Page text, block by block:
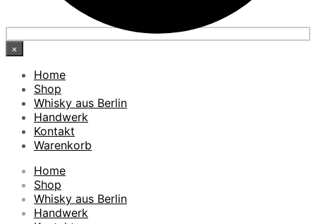
×
Home
Shop
Whisky aus Berlin
Handwerk
Kontakt
Warenkorb
Home
Shop
Whisky aus Berlin
Handwerk